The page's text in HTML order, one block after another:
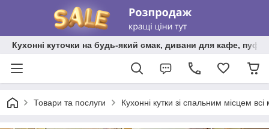
Кухонні куточки на будь-який смак, дивани для кафе,
Товари та послуги Кухонні кутки зі спальним місцем всі